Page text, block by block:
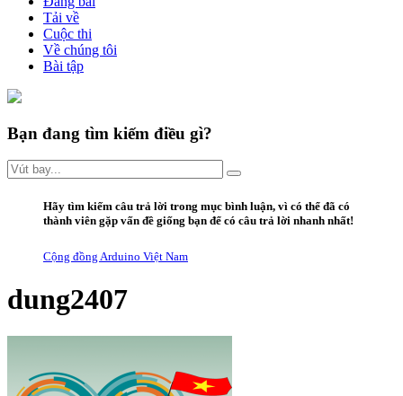
Tải về
Cuộc thi
Về chúng tôi
Bài tập
Bạn đang tìm kiếm điều gì?
Hãy tìm kiếm câu trả lời trong mục bình luận, vì có thể đã có
thành viên gặp vấn đề giống bạn để có câu trả lời nhanh nhất!
Cộng đồng Arduino Việt Nam
dung2407